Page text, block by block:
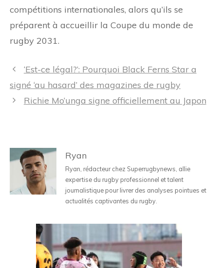
compétitions internationales, alors qu’ils se
préparent à accueillir la Coupe du monde de
rugby 2031.
Navigation
des
‘Est-ce légal?’: Pourquoi Black Ferns Star a
signé ‘au hasard’ des magazines de rugby
Richie Mo’unga signe officiellement au Japon
Ryan
Ryan, rédacteur chez Superrugbynews, allie
expertise du rugby professionnel et talent
journalistique pour livrer des analyses pointues et
actualités captivantes du rugby.